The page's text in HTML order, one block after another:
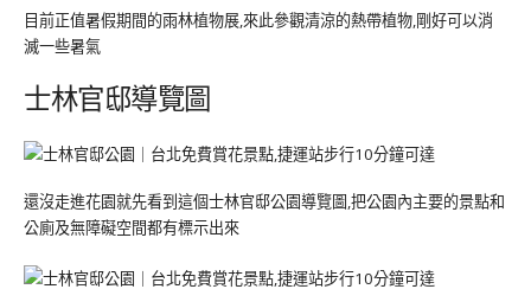
目前正值暑假期間的雨林植物展,來此參觀清涼的熱帶植物,剛好可以消
滅一些暑氣
士林官邸導覽圖
還沒走進花園就先看到這個士林官邸公園導覽圖,把公園內主要的景點和
公廁及無障礙空間都有標示出來